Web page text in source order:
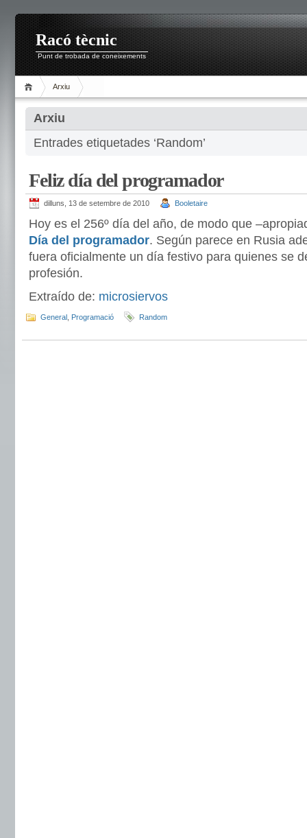
Racó tècnic
Punt de trobada de coneixements
Arxiu
Arxiu
Entrades etiquetades ‘Random’
Feliz día del programador
dilluns, 13 de setembre de 2010 Booletaire
Hoy es el 256º día del año, de modo que
Día del programador. Según parece en Rusia
fuera oficialmente un día festivo para quienes se
profesión.
Extraído de: microsiervos
General Programació Random